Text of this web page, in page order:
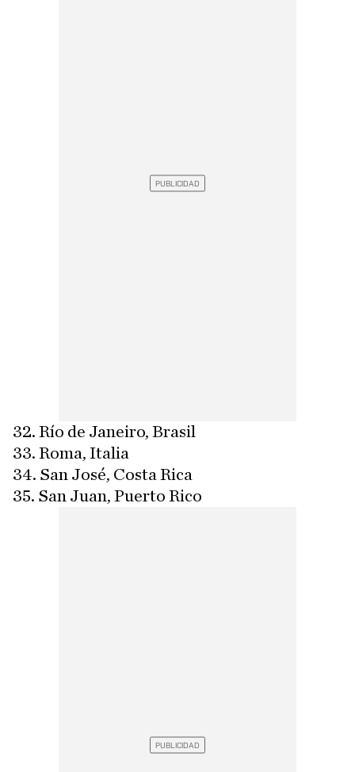
32. Río de Janeiro, Brasil
33. Roma, Italia
34. San José, Costa Rica
35. San Juan, Puerto Rico